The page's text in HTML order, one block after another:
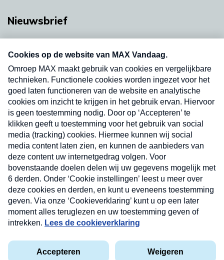
Nieuwsbrief
nieuwsbrief. Elke vrijdag- en dinsdagochtend in
uw mailbox.
Verzend
Privacyverklaring
Cookieverklaring
Kwetsbaarheid melden
Nieuwsbrief
Neem hier een gratis abonnement op onze
nieuwsbrief. Elke vrijdag- en dinsdagochtend in uw